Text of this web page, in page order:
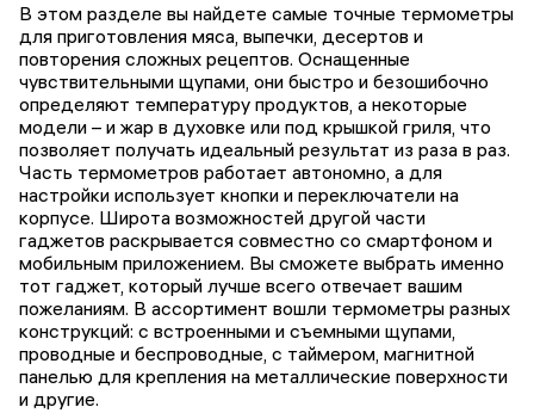
В этом разделе вы найдете самые точные термометры
для приготовления мяса, выпечки, десертов и
повторения сложных рецептов. Оснащенные
чувствительными щупами, они быстро и безошибочно
определяют температуру продуктов, а некоторые
модели – и жар в духовке или под крышкой гриля, что
позволяет получать идеальный результат из раза в раз.
Часть термометров работает автономно, а для
настройки использует кнопки и переключатели на
корпусе. Широта возможностей другой части
гаджетов раскрывается совместно со смартфоном и
мобильным приложением. Вы сможете выбрать именно
тот гаджет, который лучше всего отвечает вашим
пожеланиям. В ассортимент вошли термометры разных
конструкций: с встроенными и съемными щупами,
проводные и беспроводные, с таймером, магнитной
панелью для крепления на металлические поверхности
и другие.